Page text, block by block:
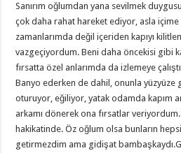
Sanırım oğlumdan yana sevilmek
çok daha rahat hareket ediyor, asla
zamanlarımda değil içeriden kapıyı
vazgeçiyordum. Beni daha öncekisi gibi
fırsatta özel anlarımda da izlemeye
Banyo ederken de dahil, onunla yüzyüze
oturuyor, eğiliyor, yatak odamda kapım
arkamı dönerek ona fırsatlar veriyordum.
hakikatinde. Öz oğlum olsa bunların
getirmezdim ama gidişat